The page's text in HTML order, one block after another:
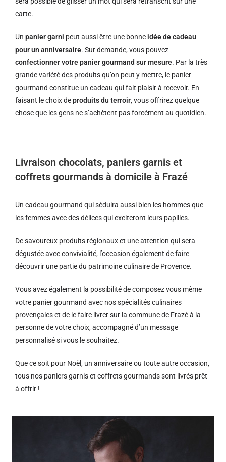
carte.
Un panier garni peut aussi être une bonne idée de cadeau
pour un anniversaire. Sur demande, vous pouvez
confectionner votre panier gourmand sur mesure. Par la très
grande variété des produits qu’on peut y mettre, le panier
gourmand constitue un cadeau qui fait plaisir à recevoir. En
faisant le choix deproduits du terroir, vous offrirez quelque
chose que les gens ne s’achètent pas forcément au quotidien.
Livraison chocolats, paniers garnis et
coffrets gourmands à domicile à Frazé
Un cadeau gourmand qui séduira aussi bien les hommes que
les femmes avec des délices qui exciteront leurs papilles.
De savoureux produits régionaux et une attention qui sera
dégustée avec convivialité, l’occasion également de faire
découvrir une partie du patrimoine culinaire de Provence.
Vous avez également la possibilité de composez vous même
votre panier gourmand avec nos spécialités culinaires
provençales et de le faire livrer sur la commune de Frazé à la
personne de votre choix, accompagné d’un message
personnalisé si vous le souhaitez.
Que ce soit pour Noël, un anniversaire ou toute autre occasion,
tous nos paniers garnis et coffrets gourmands sont livrés prêt
à offrir !